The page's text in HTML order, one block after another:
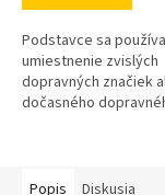
Podstavce sa
umiestnenie zvislých
dopravných značiek
dočasného
Popis Diskusia